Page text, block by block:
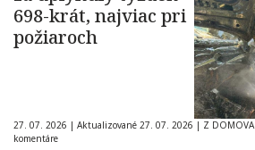
698-krát, najviac pri
požiaroch
27. 07. 2026 | Aktualizované 27. 07. 2026 | Z DOMOVA
komentáre